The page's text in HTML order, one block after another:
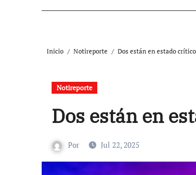
Inicio Notireporte Dos están en estado crítico
Notireporte
Dos están en
Por Jul 22, 2025